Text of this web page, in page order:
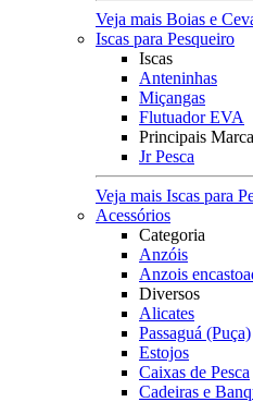
Veja mais Boias e
Iscas para Pesqueiro
Iscas
Anteninhas
Miçangas
Flutuador EVA
Principais
Jr Pesca
Veja mais Iscas para
Acessórios
Categoria
Anzóis
Anzois
Diversos
Alicates
Passaguá (Puça)
Estojos
Caixas de Pesca
Cadeiras e